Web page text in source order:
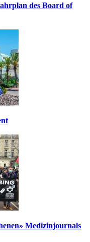
des Board of
Medizinjournals